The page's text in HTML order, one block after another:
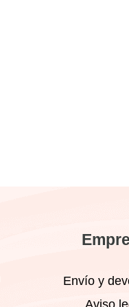
Envío y
Aviso